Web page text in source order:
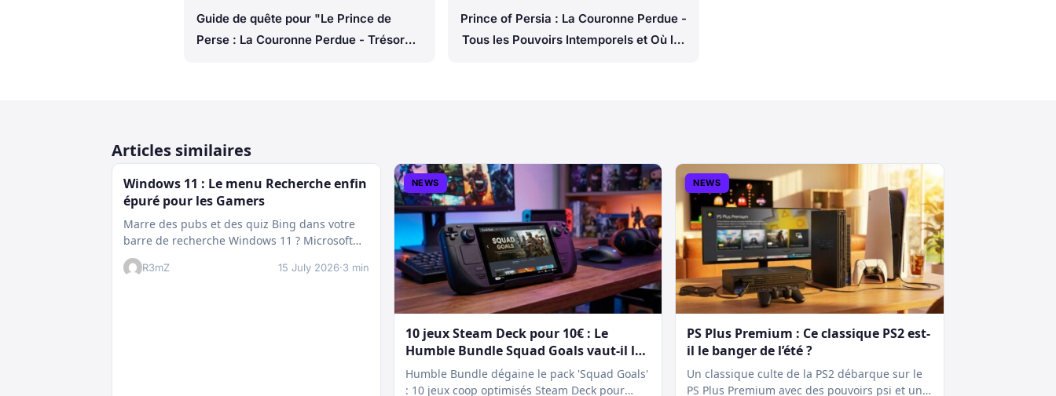
Guide de quête pour "Le Prince de
Perse : La Couronne Perdue - Trésor
Prince of Persia : La Couronne Perdue -
Tous les Pouvoirs Intemporels et Où les
Articles similaires
Windows 11 : Le menu Recherche enfin
épuré pour les Gamers
Marre des pubs et des quiz Bing dans votre
barre de recherche Windows 11 ? Microsoft
prépare enfin un nettoyage…
R3mZ 15 July 2026·3 min
NEWS
10 jeux Steam Deck pour 10€ : Le
Humble Bundle Squad Goals vaut-il le
coup ?
Humble Bundle dégaine le pack 'Squad Goals'
: 10 jeux coop optimisés Steam Deck pour
NEWS
PS Plus Premium : Ce classique PS2 est-
il le banger de l’été ?
Un classique culte de la PS2 débarque sur le
PS Plus Premium avec des pouvoirs psi et une